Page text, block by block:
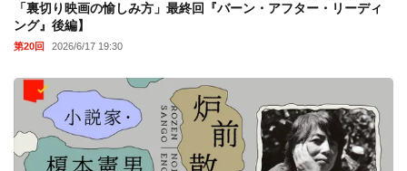
「裏切り映画の愉しみ方」最終回『バーン・アフター・リーディ
ング』後編】
第20回 2026/6/17 19:30